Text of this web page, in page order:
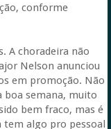
conforme
A choradeira não
Nelson anunciou
em promoção. Não
boa semana, muito
bem fraco, mas é
tem algo pro pessoal